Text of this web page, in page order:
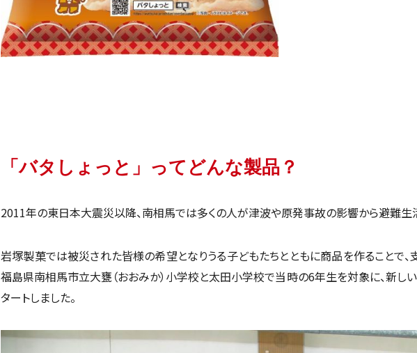
「バタしょっと」ってどんな製品？
2011年の東日本大震災以降、南相馬では多くの人が津波や原発事故の影響から避難生
岩塚製菓では被災された皆様の希望となりうる子どもたちとともに商品を作ることで、
福島県南相馬市立大甕（おおみか）小学校と太田小学校で当時の6年生を対象に、新し
タートしました。